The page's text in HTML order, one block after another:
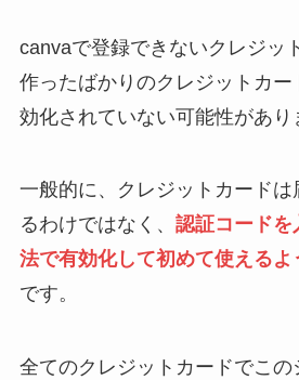
canvaで登録できないクレジッ
作ったばかりのクレジットカ
効化されていない可能性があり
一般的に、クレジットカードは
るわけではなく、 認証コードを
法で有効化して初めて使える
です。
全てのクレジットカードでこの